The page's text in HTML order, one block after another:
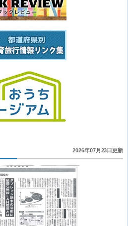
2026年07月23日更新